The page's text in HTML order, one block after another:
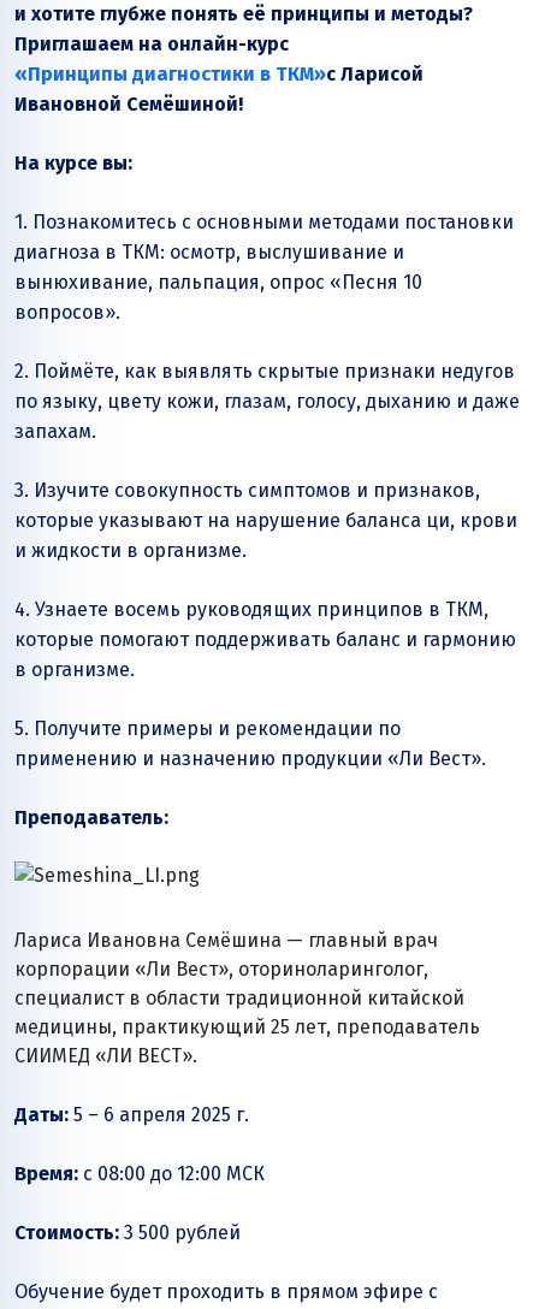
и хотите глубже понять её принципы и методы?
Приглашаем на онлайн-курс
«Принципы диагностики в ТКМ»с Ларисой
Ивановной Семёшиной!
На курсе вы:
1. Познакомитесь с основными методами постановки
диагноза в ТКМ: осмотр, выслушивание и
вынюхивание, пальпация, опрос «Песня 10
вопросов».
2. Поймёте, как выявлять скрытые признаки недугов
по языку, цвету кожи, глазам, голосу, дыханию и даже
запахам.
3. Изучите совокупность симптомов и признаков,
которые указывают на нарушение баланса ци, крови
и жидкости в организме.
4. Узнаете восемь руководящих принципов в ТКМ,
которые помогают поддерживать баланс и гармонию
в организме.
5. Получите примеры и рекомендации по
применению и назначению продукции «Ли Вест».
Преподаватель:
Лариса Ивановна Семёшина — главный врач
корпорации «Ли Вест», оториноларинголог,
специалист в области традиционной китайской
медицины, практикующий 25 лет, преподаватель
СИИМЕД «ЛИ ВЕСТ».
Даты: 5 – 6 апреля 2025 г.
Время: с 08:00 до 12:00 МСК
Стоимость: 3 500 рублей
Обучение будет проходить в прямом эфире с